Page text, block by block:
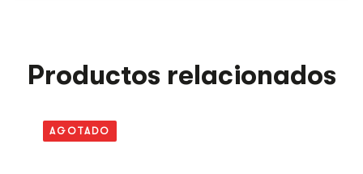
Productos relacionados
AGOTADO